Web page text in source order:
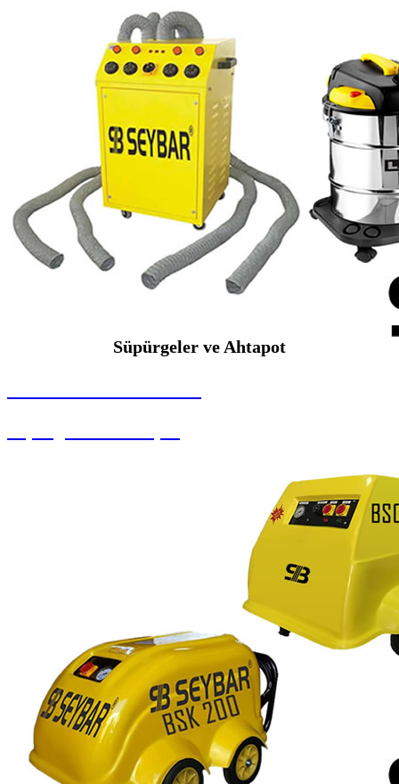
Süpürgeler ve Ahtapot